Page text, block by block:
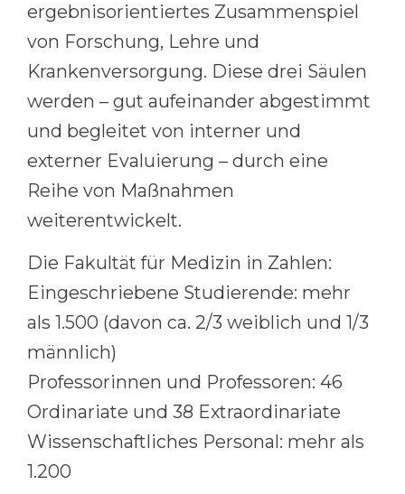
ergebnisorientiertes Zusammenspiel
von Forschung, Lehre und
Krankenversorgung. Diese drei Säulen
werden – gut aufeinander abgestimmt
und begleitet von interner und
externer Evaluierung – durch eine
Reihe von Maßnahmen
weiterentwickelt.
Die Fakultät für Medizin in Zahlen:
Eingeschriebene Studierende: mehr
als 1.500 (davon ca. 2/3 weiblich und 1/3
männlich)
Professorinnen und Professoren: 46
Ordinariate und 38 Extraordinariate
Wissenschaftliches Personal: mehr als
1.200